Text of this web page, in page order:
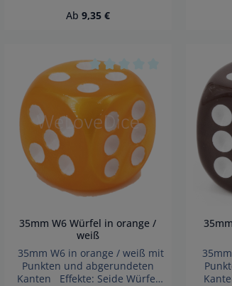
Wegen verschluckbarer
Kleinteile nicht für Kinder unter
Regulärer Preis:
Ab 9,35 €
von 0 von 5 Sternen
Durchschnittliche
35mm W6 Würfel in orange /
weiß
35mm W6 in orange / weiß mit
Punkten und abgerundeten
Kanten Effekte: Seide Würfel